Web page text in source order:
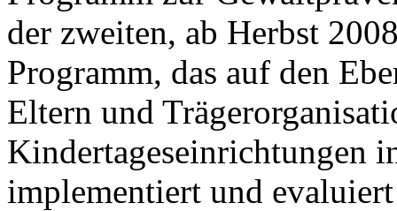
der zweiten, ab Herbst
Programm, das auf den
Eltern und
Kindertageseinrichtungen
implementiert und